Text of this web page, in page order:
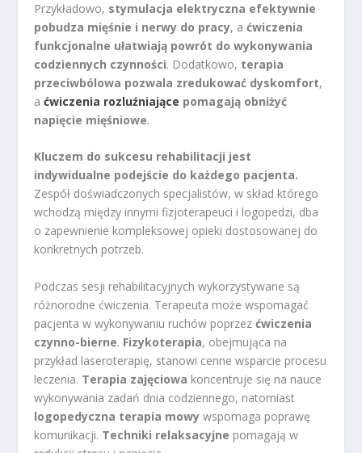
Przykładowo, stymulacja elektryczna efektywnie
pobudza mięśnie i nerwy do pracy, aćwiczenia
funkcjonalne ułatwiają powrót do wykonywania
codziennych czynności. Dodatkowo, terapia
przeciwbólowa pozwala zredukować dyskomfort,
aćwiczenia rozluźniające pomagają obniżyć
napięcie mięśniowe.
Kluczem do sukcesu rehabilitacji jest
indywidualne podejście do każdego pacjenta.
Zespół doświadczonych specjalistów, w skład którego
wchodzą między innymi fizjoterapeuci i logopedzi, dba
o zapewnienie kompleksowej opieki dostosowanej do
konkretnych potrzeb.
Podczas sesji rehabilitacyjnych wykorzystywane są
różnorodne ćwiczenia. Terapeuta może wspomagać
pacjenta w wykonywaniu ruchów poprzezćwiczenia
czynno-bierne. Fizykoterapia, obejmująca na
przykład laseroterapię, stanowi cenne wsparcie procesu
leczenia. Terapia zajęciowa koncentruje się na nauce
wykonywania zadań dnia codziennego, natomiast
logopedyczna terapia mowy wspomaga poprawę
komunikacji. Techniki relaksacyjne pomagają w